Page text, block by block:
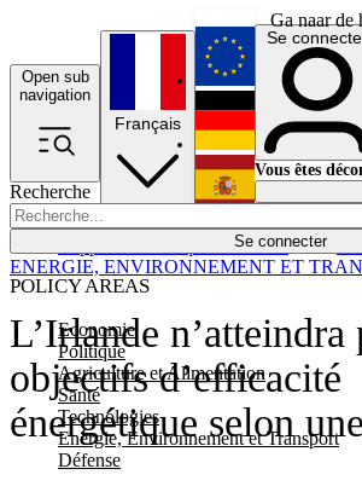
Ga naar de
Open sub
navigation
Recherche
Se connecter
POLICY AREAS
Economie
Politique
Agriculture et Alimentation
Santé
Technologies
Energie, Environnement et Transport
Défense
Économie
Français
English
Deutsch
Español
Se
Vous êtes
L’Irlande n’atteindra
objectifs d’efficacité
énergétique selon
ENERGIE, ENVIRONNEMENT ET